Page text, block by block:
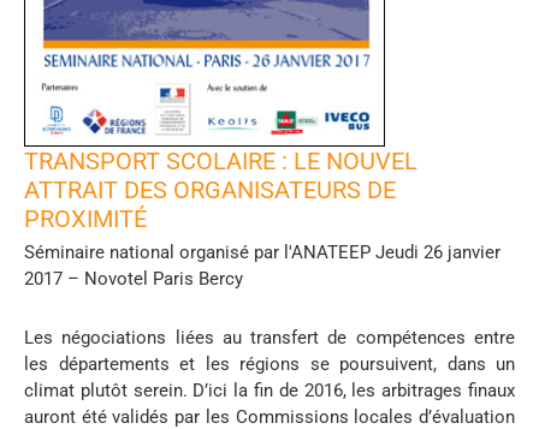
TRANSPORT SCOLAIRE : LE NOUVEL
ATTRAIT DES ORGANISATEURS DE
PROXIMITÉ
Séminaire national organisé par l'ANATEEP Jeudi 26 janvier
2017 – Novotel Paris Bercy
Les négociations liées au transfert de compétences entre
les départements et les régions se poursuivent, dans un
climat plutôt serein. D’ici la fin de 2016, les arbitrages finaux
auront été validés par les Commissions locales d’évaluation